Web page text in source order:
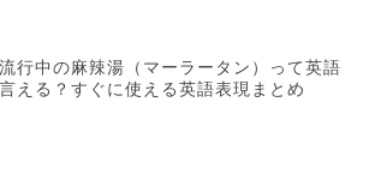
行中の麻辣湯（マーラータン）って英語
える？すぐに使える英語表現まとめ